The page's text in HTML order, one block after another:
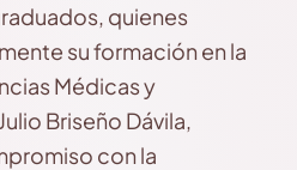
quienes
su formación en la
Médicas y
Briseño Dávila,
con la